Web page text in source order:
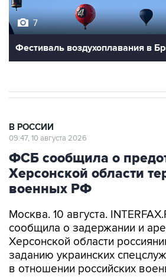
7
Фестиваль воздухоплавания в
В РОССИИ
09:47, 10 августа 2026
ФСБ сообщила о
Херсонской области
военных РФ
Москва. 10 августа.
сообщила о задержании и
Херсонской области
заданию украинских
в отношении российских